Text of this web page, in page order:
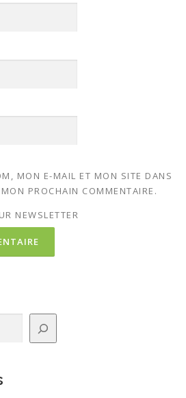
MON E-MAIL ET MON SITE DANS
PROCHAIN COMMENTAIRE.
NEWSLETTER